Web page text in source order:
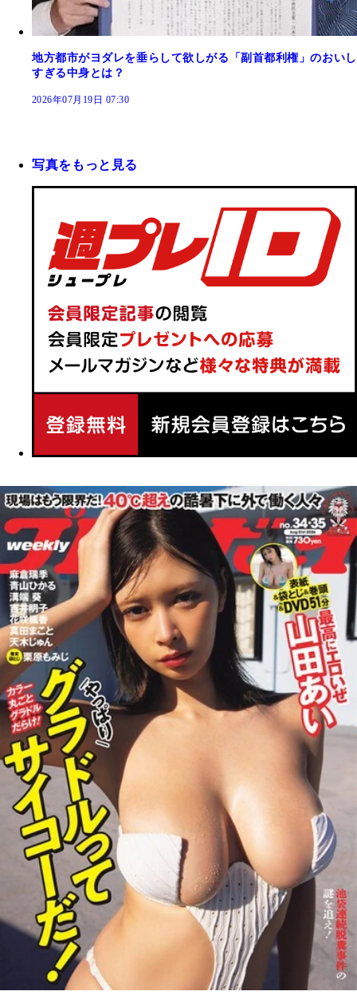
地方都市がヨダレを垂らして欲しがる「副首都利権」のおいし
すぎる中身とは？
2026年07月19日 07:30
写真をもっと見る